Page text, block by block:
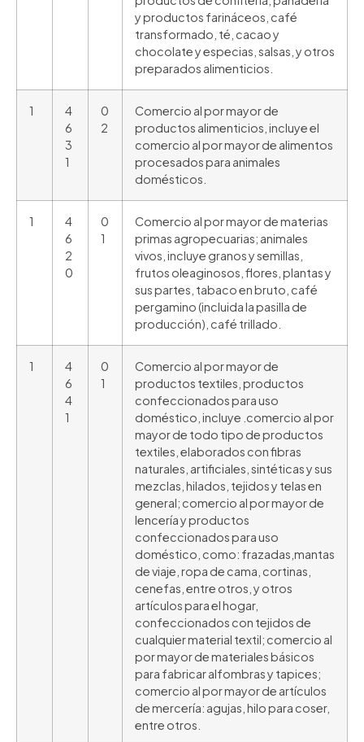
y productos farináceos, café
transformado, té, cacao y
chocolate y especias, salsas, y otros
preparados alimenticios.
1
4
6
3
1
0
2
Comercio al por mayor de
productos alimenticios, incluye el
comercio al por mayor de alimentos
procesados para animales
domésticos.
1
4
6
2
0
0
1
Comercio al por mayor de materias
primas agropecuarias; animales
vivos, incluye granos y semillas,
frutos oleaginosos, flores, plantas y
sus partes, tabaco en bruto, café
pergamino (incluida la pasilla de
producción), café trillado.
1
4
6
4
1
0
1
Comercio al por mayor de
productos textiles, productos
confeccionados para uso
doméstico, incluye .comercio al por
mayor de todo tipo de productos
textiles, elaborados con fibras
naturales, artificiales, sintéticas y sus
mezclas, hilados, tejidos y telas en
general; comercio al por mayor de
lencería y productos
confeccionados para uso
doméstico, como: frazadas,mantas
de viaje, ropa de cama, cortinas,
cenefas, entre otros, y otros
artículos para el hogar,
confeccionados con tejidos de
cualquier material textil; comercio al
por mayor de materiales básicos
para fabricar alfombras y tapices;
comercio al por mayor de artículos
de mercería: agujas, hilo para coser,
entre otros.